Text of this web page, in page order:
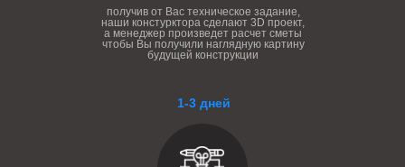
1-3 дней
получив от Вас техническое задание,
наши констурктора сделают 3D проект,
а менеджер произведет расчет сметы
чтобы Вы получили наглядную картину
будущей конструкции